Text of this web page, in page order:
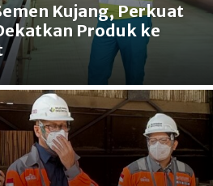
Kujang, Perkuat
Produk ke